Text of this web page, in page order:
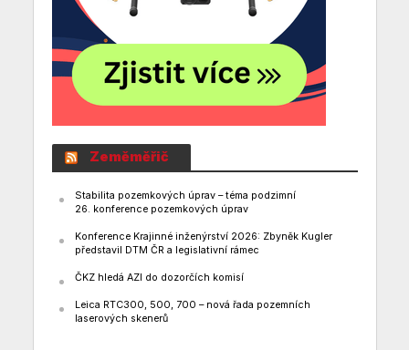
Zeměměřič
Stabilita pozemkových úprav – téma podzimní
26. konference pozemkových úprav
Konference Krajinné inženýrství 2026: Zbyněk Kugler
představil DTM ČR a legislativní rámec
ČKZ hledá AZI do dozorčích komisí
Leica RTC300, 500, 700 – nová řada pozemních
laserových skenerů